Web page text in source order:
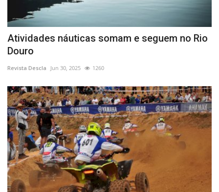
Atividades náuticas somam e seguem no Rio
Douro
Revista Descla Jun 30, 2025 1260